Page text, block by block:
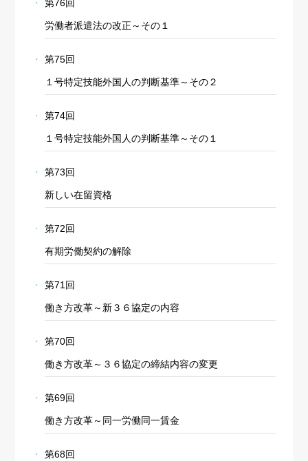
第76回
労働者派遣法の改正～その１
第75回
１号特定技能外国人の判断基準～その２
第74回
１号特定技能外国人の判断基準～その１
第73回
新しい在留資格
第72回
有期労働契約の解除
第71回
働き方改革～新３６協定の内容
第70回
働き方改革～３６協定の締結内容の変更
第69回
働き方改革～同一労働同一賃金
第68回